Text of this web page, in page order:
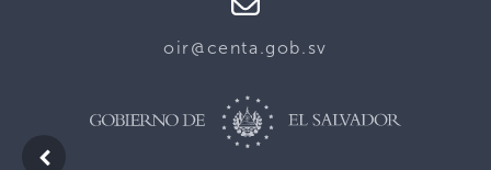
oir@centa.gob.sv